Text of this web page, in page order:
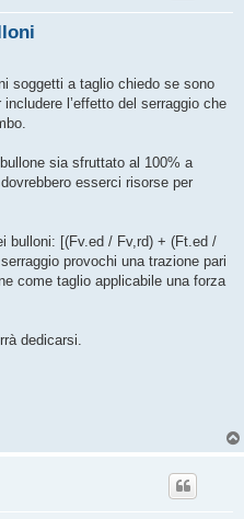
soggetti a taglio chiedo se sono
l’effetto del serraggio che
sia sfruttato al 100% a
esserci risorse per
bulloni: [(Fv.ed / Fv,rd) + (Ft.ed /
provochi una trazione pari
come taglio applicabile una forza
dedicarsi.